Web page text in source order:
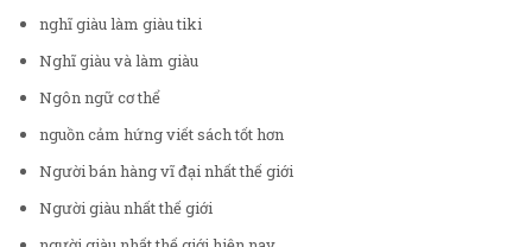
nghĩ giàu làm giàu tiki
Nghĩ giàu và làm giàu
Ngôn ngữ cơ thể
nguồn cảm hứng viết sách tốt hơn
Người bán hàng vĩ đại nhất thế giới
Người giàu nhất thế giới